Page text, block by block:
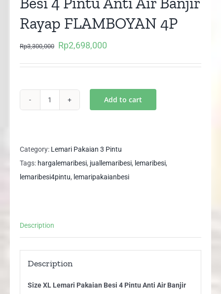
Rayap FLAMBOYAN 4P
Rp3,300,000
Original
Rp2,698,000
Pakaian
Besi
4
quantity
Add to cart
Category: Lemari Pakaian 3 Pintu
Tags: hargalemaribesi, juallemaribesi, lemaribesi,
lemaribesi4pintu, lemaripakaianbesi
Description
Description
Size XL Lemari Pakaian Besi 4 Pintu Anti Air Banjir